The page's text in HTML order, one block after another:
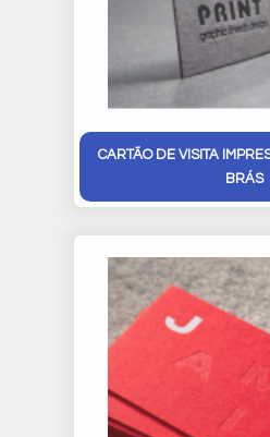
CARTÃO DE VISITA
BRÁS